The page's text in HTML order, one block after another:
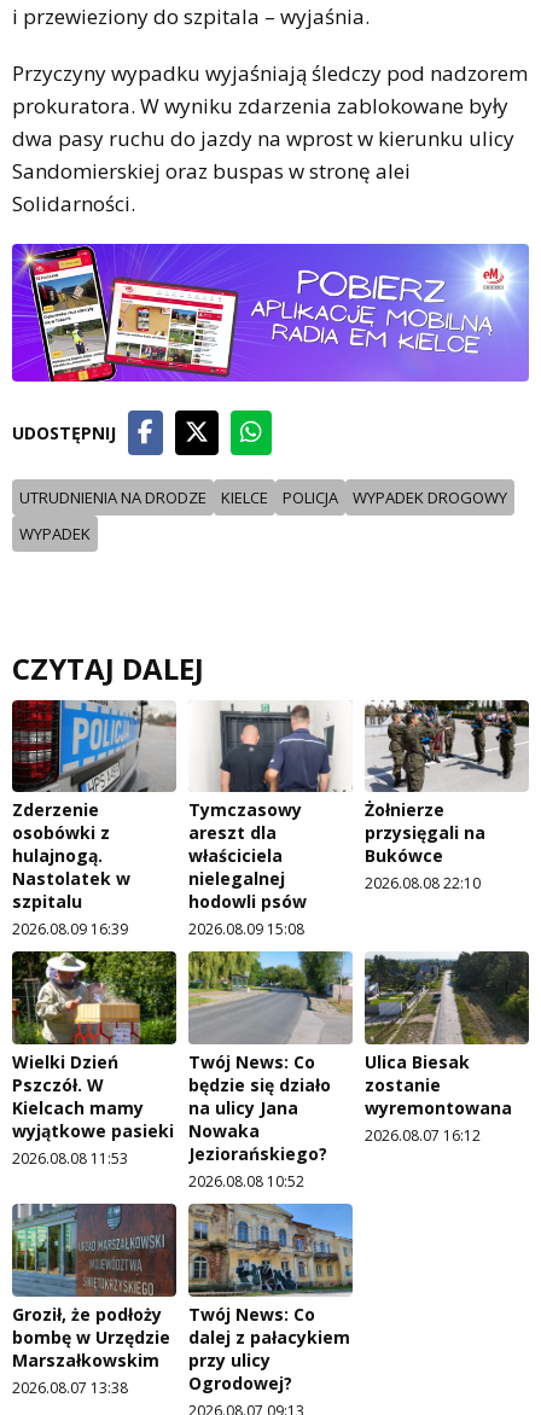
i przewieziony do szpitala – wyjaśnia.
Przyczyny wypadku wyjaśniają śledczy pod nadzorem
prokuratora. W wyniku zdarzenia zablokowane były
dwa pasy ruchu do jazdy na wprost w kierunku ulicy
Sandomierskiej oraz buspas w stronę alei
Solidarności.
UDOSTĘPNIJ
UTRUDNIENIA NA DRODZE KIELCE POLICJA
WYPADEK DROGOWY
WYPADEK
CZYTAJ DALEJ
Zderzenie
osobówki z
hulajnogą.
Nastolatek w
szpitalu
2026.08.09 16:39
Tymczasowy
areszt dla
właściciela
nielegalnej
hodowli psów
2026.08.09 15:08
Żołnierze
przysięgali na
Bukówce
2026.08.08 22:10
Wielki Dzień
Pszczół. W
Kielcach mamy
wyjątkowe pasieki
2026.08.08 11:53
Twój News: Co
będzie się działo
na ulicy Jana
Nowaka
Jeziorańskiego?
2026.08.08 10:52
Ulica Biesak
zostanie
wyremontowana
2026.08.07 16:12
Groził, że podłoży
bombę w Urzędzie
Marszałkowskim
2026.08.07 13:38
Twój News: Co
dalej z pałacykiem
przy ulicy
Ogrodowej?
2026.08.07 09:13